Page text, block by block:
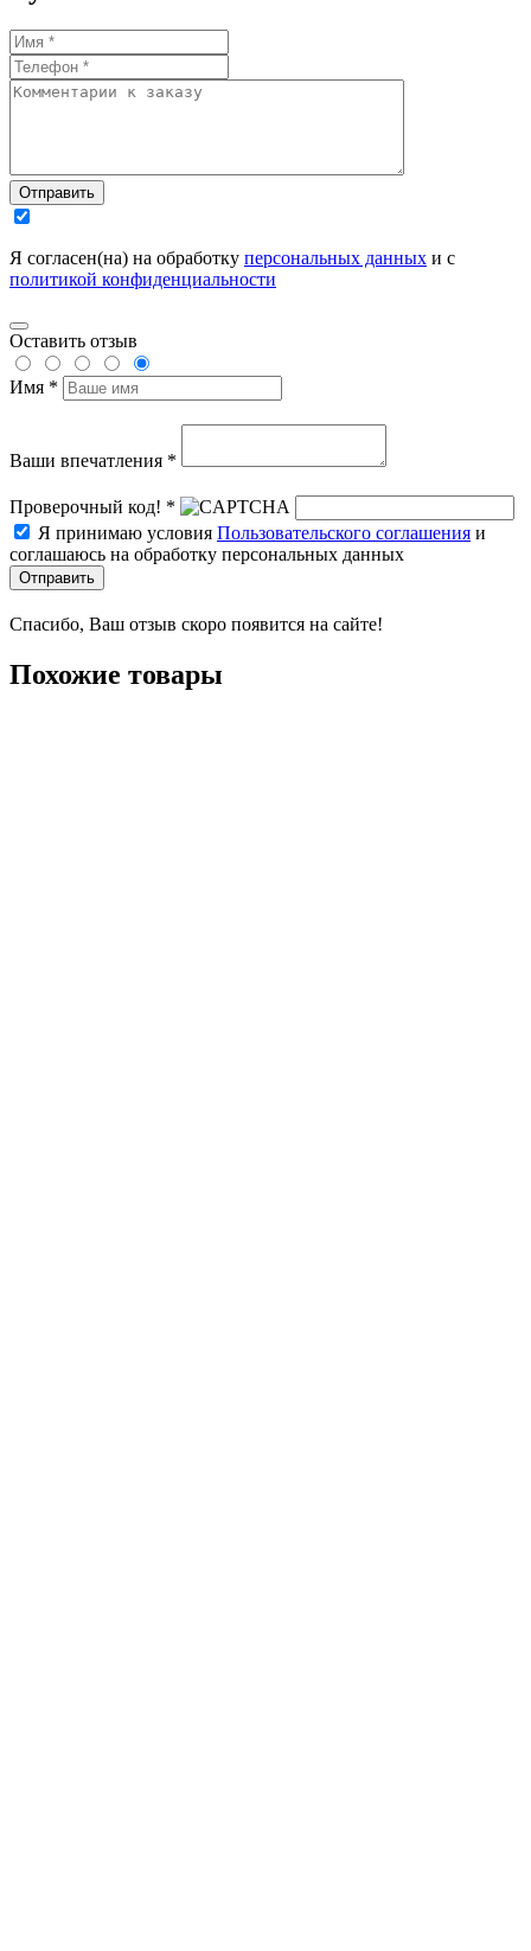
Отправить
Я согласен(на) на обработку персональных данных и с
политикой конфиденциальности
Оставить отзыв
Имя *
Ваши впечатления *
Проверочный код! *
Я принимаю условия Пользовательского соглашения и
соглашаюсь на обработку персональных данных
Отправить
Спасибо, Ваш отзыв скоро появится на сайте!
Похожие товары